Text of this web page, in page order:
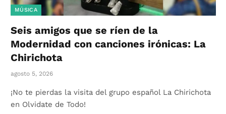
MÚSICA
Seis amigos que se ríen de la
Modernidad con canciones irónicas: La
Chirichota
agosto 5, 2026
¡No te pierdas la visita del grupo español La Chirichota
en Olvidate de Todo!